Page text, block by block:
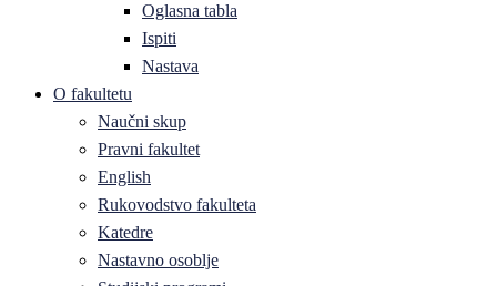
Oglasna tabla
Ispiti
Nastava
O fakultetu
Naučni skup
Pravni fakultet
English
Rukovodstvo fakulteta
Katedre
Nastavno osoblje